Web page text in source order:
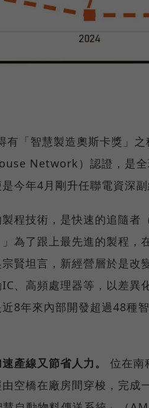
有「智慧製造奧斯卡獎」
Network）認證，是全
今年4月剛升任聯電資深
製程技術，是快速的追隨
為了跟上最先進的製程，
賢坦言，新經營層於是改
、高頻處理器等，以差異
8年來內部開發超過48種
產線又節省人力。
位在南
空橋在廠房間穿梭，完成